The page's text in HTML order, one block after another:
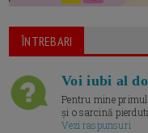
ÎNTREBARI
Voi iubi al
Pentru mine
și o sarcină
Vezi raspunsuri